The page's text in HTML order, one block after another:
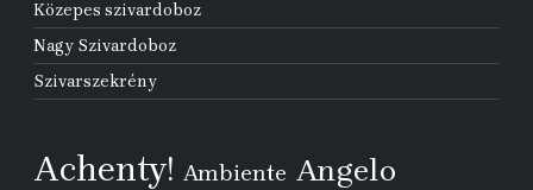
Közepes szivardoboz
Nagy Szivardoboz
Szivarszekrény
Achenty! Ambiente Angelo